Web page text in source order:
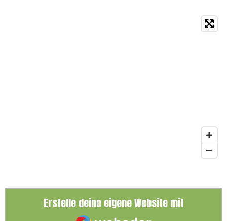
Erstelle deine eigene Website mit
Webador